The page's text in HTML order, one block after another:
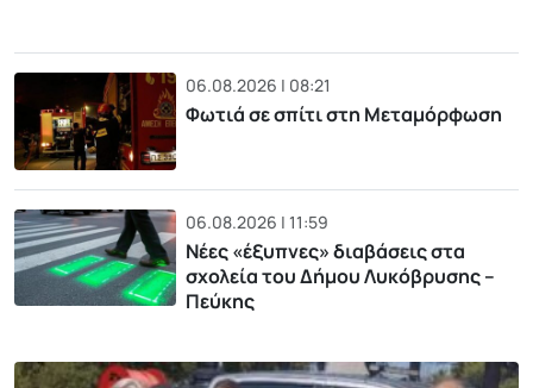
06.08.2026 | 08:21
Φωτιά σε σπίτι στη Μεταμόρφωση
06.08.2026 | 11:59
Νέες «έξυπνες» διαβάσεις στα
σχολεία του Δήμου Λυκόβρυσης –
Πεύκης